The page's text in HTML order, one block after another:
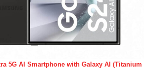
5G AI Smartphone with Galaxy AI (Titanium